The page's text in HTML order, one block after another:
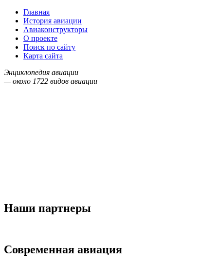
Главная
История авиации
Авиаконструкторы
О проекте
Поиск по сайту
Карта сайта
Энциклопедия авиации
— около 1722 видов авиации
Наши партнеры
Современная авиация